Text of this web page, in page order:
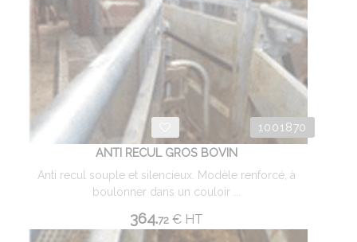
1001870
ANTI RECUL GROS BOVIN
Anti recul souple et silencieux. Modèle renforcé, à
boulonner dans un couloir ...
364.72 € HT